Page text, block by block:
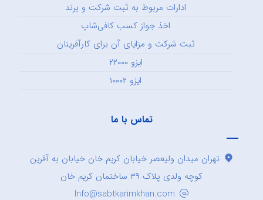
ادارات مربوط به ثبت شرکت و برند
اخذ جواز کسب کافی‌شاپ
ثبت شرکت و مزایای آن برای کارآفرینان
ایزو ۲۲۰۰۰
ایزو ۱۰۰۰۲
تماس با ما
تهران میدان ولیعصر خیابان کریم خان خیابان به آفرین
کوچه ولدی پلاک ۳۹ ساختمان کریم خان
Info@sabtkarimkhan.com